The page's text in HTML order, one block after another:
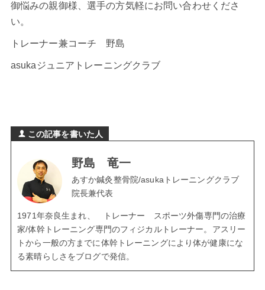
御悩みの親御様、選手の方気軽にお問い合わせくださ
い。
トレーナー兼コーチ 野島
asukaジュニアトレーニングクラブ
この記事を書いた人
野島 竜一
あすか鍼灸整骨院/asukaトレーニングクラブ
院長兼代表
1971年奈良生まれ、 トレーナー スポーツ外傷専門の治療
家/体幹トレーニング専門のフィジカルトレーナー。アスリー
トから一般の方までに体幹トレーニングにより体が健康にな
る素晴らしさをブログで発信。